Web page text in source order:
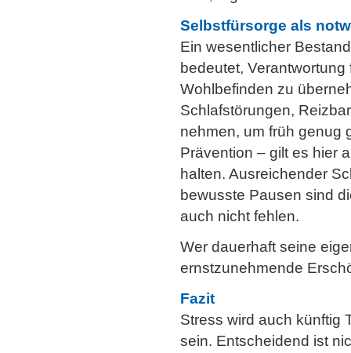
Selbstfürsorge als
Ein wesentlicher
bedeutet,
Wohlbefinden zu
Schlafstörungen,
nehmen, um früh genug
Prävention – gilt es hier
halten. Ausreichender
bewusste Pausen sind
auch nicht fehlen.
Wer dauerhaft seine
ernstzunehmende
Fazit
Stress wird auch künftig
sein. Entscheidend ist